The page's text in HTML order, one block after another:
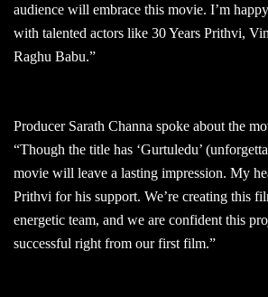
audience will embrace this movie. I’m
with talented actors like 30 Years Prithvi,
Raghu Babu.”
Producer Sarath Channa spoke about the
“Though the title has ‘Gurtuledu’
movie will leave a lasting impression. My
Prithvi for his support. We’re creating this
energetic team, and we are confident this
successful right from our first film.”